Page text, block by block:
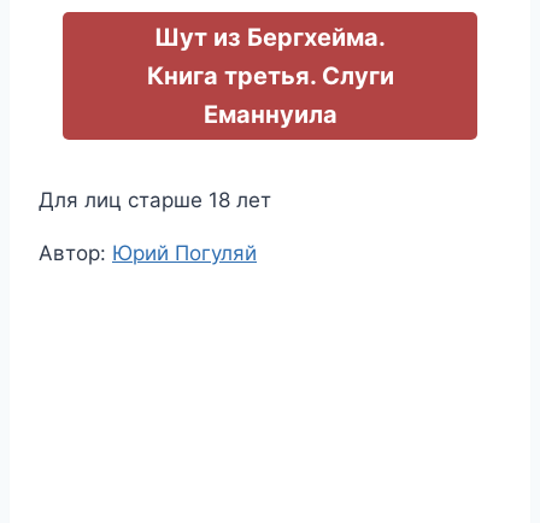
Шут из Бергхейма.
Книга третья. Слуги
Еманнуила
Для лиц старше 18 лет
Метки
Автор: Юрий Погуляй